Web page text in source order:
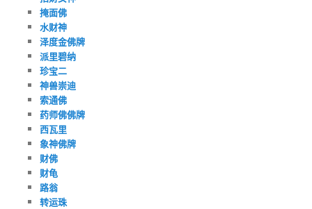
掩面佛
水财神
泽度金佛牌
派里碧纳
珍宝二
神兽崇迪
索通佛
药师佛佛牌
西瓦里
象神佛牌
财佛
财龟
路翁
转运珠